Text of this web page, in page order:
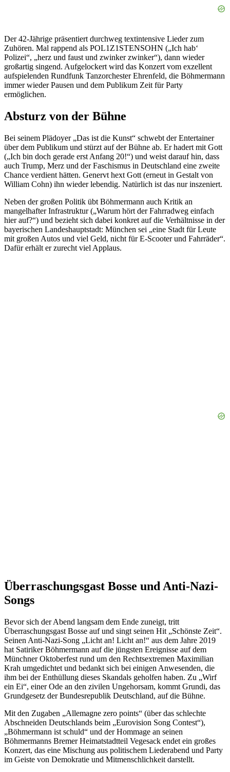
Der 42-Jährige präsentiert durchweg textintensive Lieder zum
Zuhören. Mal rappend als POL1Z1STENSOHN („Ich hab‘
Polizei“, „herz und faust und zwinker zwinker“), dann wieder
großartig singend. Aufgelockert wird das Konzert vom exzellent
aufspielenden Rundfunk Tanzorchester Ehrenfeld, die Böhmermann
immer wieder Pausen und dem Publikum Zeit für Party
ermöglichen.
Absturz von der Bühne
Bei seinem Plädoyer „Das ist die Kunst“ schwebt der Entertainer
über dem Publikum und stürzt auf der Bühne ab. Er hadert mit Gott
(„Ich bin doch gerade erst Anfang 20!“) und weist darauf hin, dass
auch Trump, Merz und der Faschismus in Deutschland eine zweite
Chance verdient hätten. Genervt hext Gott (erneut in Gestalt von
William Cohn) ihn wieder lebendig. Natürlich ist das nur inszeniert.
Neben der großen Politik übt Böhmermann auch Kritik an
mangelhafter Infrastruktur („Warum hört der Fahrradweg einfach
hier auf?“) und bezieht sich dabei konkret auf die Verhältnisse in der
bayerischen Landeshauptstadt: München sei „eine Stadt für Leute
mit großen Autos und viel Geld, nicht für E-Scooter und Fahrräder“.
Dafür erhält er zurecht viel Applaus.
Überraschungsgast Bosse und Anti-Nazi-
Songs
Bevor sich der Abend langsam dem Ende zuneigt, tritt
Überraschungsgast Bosse auf und singt seinen Hit „Schönste Zeit“.
Seinen Anti-Nazi-Song „Licht an! Licht an!“ aus dem Jahre 2019
hat Satiriker Böhmermann auf die jüngsten Ereignisse auf dem
Münchner Oktoberfest rund um den Rechtsextremen Maximilian
Krah umgedichtet und bedankt sich bei einigen Anwesenden, die
ihm bei der Enthüllung dieses Skandals geholfen haben. Zu „Wirf
ein Ei“, einer Ode an den zivilen Ungehorsam, kommt Grundi, das
Grundgesetz der Bundesrepublik Deutschland, auf die Bühne.
Mit den Zugaben „Allemagne zero points“ (über das schlechte
Abschneiden Deutschlands beim „Eurovision Song Contest“),
„Böhmermann ist schuld“ und der Hommage an seinen
Böhmermanns Bremer Heimatstadtteil Vegesack endet ein großes
Konzert, das eine Mischung aus politischem Liederabend und Party
im Geiste von Demokratie und Mitmenschlichkeit darstellt.